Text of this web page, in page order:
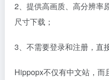
2、提供高画质、高分辨率
尺寸下载；
3、不需要登录和注册，直
Hippopx不仅有中文站，而